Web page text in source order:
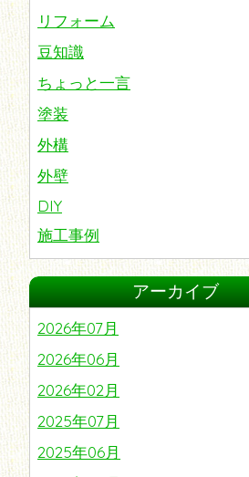
リフォーム
豆知識
ちょっと一言
塗装
外構
外壁
DIY
施工事例
リノベーション
屋根
番外編
アーカイブ
2026年07月
2026年06月
2026年02月
2025年07月
2025年06月